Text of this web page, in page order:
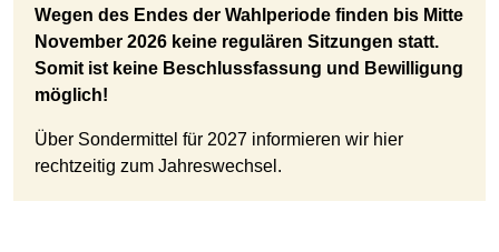
Wegen des Endes der Wahlperiode finden bis Mitte
November 2026 keine regulären Sitzungen statt.
Somit ist keine Beschlussfassung und Bewilligung
möglich!
Über Sondermittel für 2027 informieren wir hier
rechtzeitig zum Jahreswechsel.